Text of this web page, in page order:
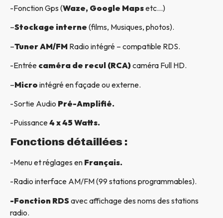
-Fonction Gps (Waze, Google Mapsetc…)
–Stockage interne (films, Musiques, photos).
–Tuner AM/FM Radio intégré – compatible RDS.
-Entrée caméra de recul (RCA)caméra Full HD.
–Micro intégré en façade ou externe.
-Sortie Audio Pré-Amplifié.
-Puissance4 x 45 Watts.
Fonctions détaillées :
-Menu et réglages en Français.
-Radio interface AM/FM (99 stations programmables).
-Fonction RDSavec affichage des noms des stations
radio.